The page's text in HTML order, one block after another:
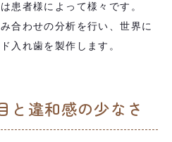
患者様によって様々です。
合わせの分析を行い、世界に
入れ歯を製作します。
と違和感の少なさ